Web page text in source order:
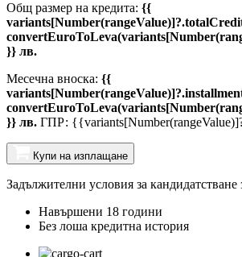
Общ размер на кредита: {{
}} лв.
Месечна вноска: {{
}} лв. ГПР:
Купи на изплащане
Задължителни условия за кандидатстване
Навършени 18 години
Без лоша кредитна история